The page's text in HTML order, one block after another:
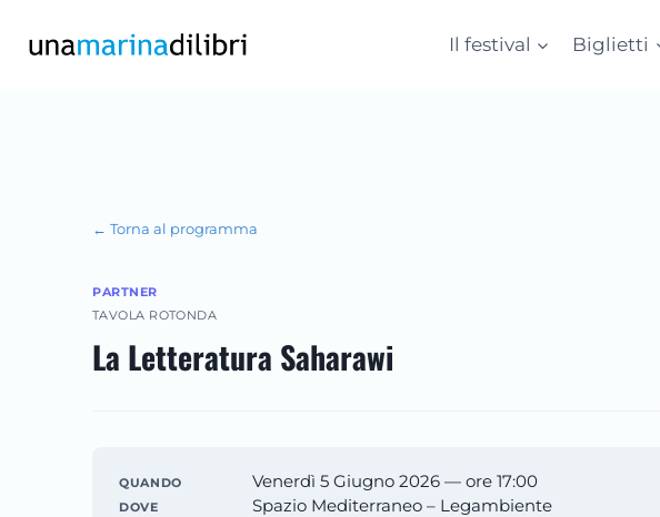
Il festival Biglietti
← Torna al programma
PARTNER
TAVOLA ROTONDA
La Letteratura Saharawi
QUANDO Venerdì 5 Giugno 2026 — ore 17:00
DOVE Spazio Mediterraneo – Legambiente